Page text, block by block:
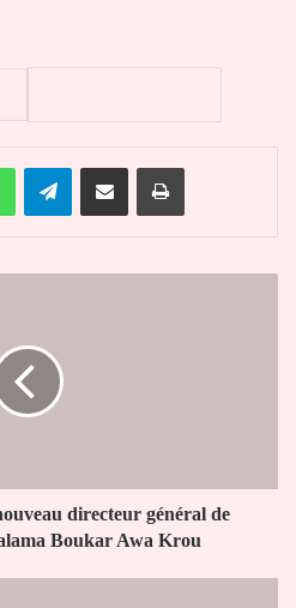
WhatsAppTelegramPartager par email Imprimer
directeur général de
Boukar Awa Krou